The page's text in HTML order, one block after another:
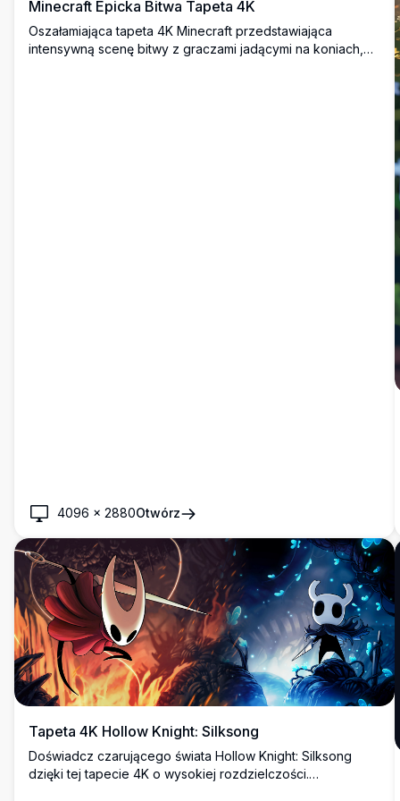
Minecraft Epicka Bitwa Tapeta 4K
Oszałamiająca tapeta 4K Minecraft przedstawiająca
intensywną scenę bitwy z graczami jadącymi na koniach,
4096 × 2880Otwórz
Tapeta 4K Hollow Knight: Silksong
Doświadcz czarującego świata Hollow Knight: Silksong
dzięki tej tapecie 4K o wysokiej rozdzielczości.